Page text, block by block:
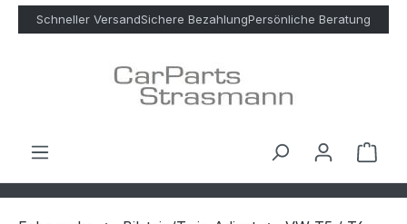
Zum Hauptinhalt springen
Schneller VersandSichere BezahlungPersönliche Beratung